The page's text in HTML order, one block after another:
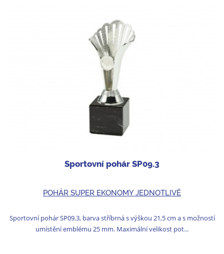
Sportovní pohár SP09.3
POHÁR SUPER EKONOMY JEDNOTLIVĚ
Sportovní pohár SP09.3, barva stříbrná s výškou 21,5 cm a s možností
umístění emblému 25 mm. Maximální velikost pot...